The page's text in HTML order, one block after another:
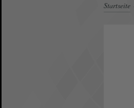
Startseite